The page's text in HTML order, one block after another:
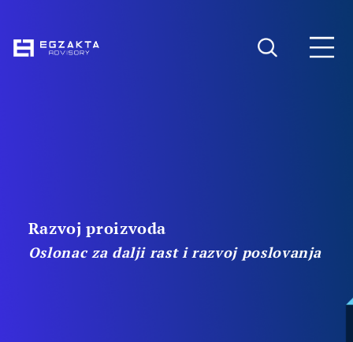
Razvoj proizvoda
Oslonac za dalji rast i razvoj poslovanja